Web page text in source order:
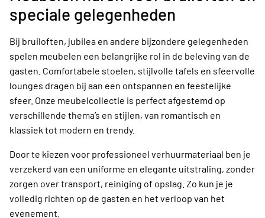
speciale gelegenheden
Bij bruiloften, jubilea en andere bijzondere gelegenheden
spelen meubelen een belangrijke rol in de beleving van de
gasten. Comfortabele stoelen, stijlvolle tafels en sfeervolle
lounges dragen bij aan een ontspannen en feestelijke
sfeer. Onze meubelcollectie is perfect afgestemd op
verschillende thema’s en stijlen, van romantisch en
klassiek tot modern en trendy.
Door te kiezen voor professioneel verhuurmateriaal ben je
verzekerd van een uniforme en elegante uitstraling, zonder
zorgen over transport, reiniging of opslag. Zo kun je je
volledig richten op de gasten en het verloop van het
evenement.